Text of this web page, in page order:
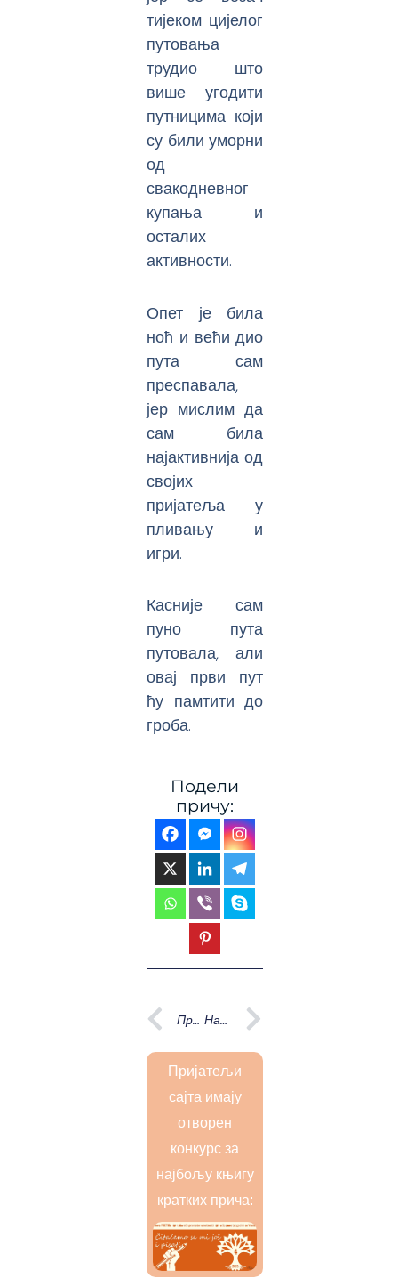
тијеком цијелог
путовања
трудио што
више угодити
путницима који
су били уморни
од
свакодневног
купања и
осталих
активности.
Опет је била
ноћ и већи дио
пута сам
преспавала,
јер мислим да
сам била
најактивнија од
својих
пријатеља у
пливању и
игри.
Касније сам
пуно пута
путовала, али
овај први пут
ћу памтити до
гроба.
Подели
причу:
Prev
Претходна Наредна
Next
Пријатељи
сајта имају
отворен
конкурс за
најбољу књигу
кратких прича: